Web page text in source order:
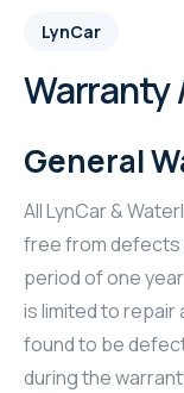
LynCar
Warranty
General
All LynCar &
free from defects
period of one
is limited to repair
found to be
during the